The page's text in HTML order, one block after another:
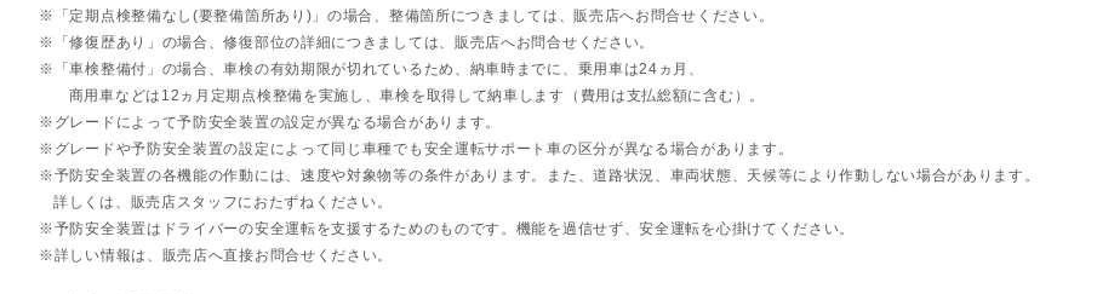
「定期点検整備なし(要整備箇所あり)」の場合、整備箇所につきましては、販売店へお問合せください。
「修復歴あり」の場合、修復部位の詳細につきましては、販売店へお問合せください。
「車検整備付」の場合、車検の有効期限が切れているため、納車時までに、乗用車は24ヵ月、
商用車などは12ヵ月定期点検整備を実施し、車検を取得して納車します（費用は支払総額に含む）。
グレードによって予防安全装置の設定が異なる場合があります。
グレードや予防安全装置の設定によって同じ車種でも安全運転サポート車の区分が異なる場合があります。
予防安全装置の各機能の作動には、速度や対象物等の条件があります。また、道路状況、車両状態、天候等により作動しない場合があります。
詳しくは、販売店スタッフにおたずねください。
予防安全装置はドライバーの安全運転を支援するためのものです。機能を過信せず、安全運転を心掛けてください。
詳しい情報は、販売店へ直接お問合せください。